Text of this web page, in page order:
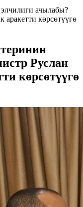
ачылабы?
аракетти көрсөтүүгө
Руслан
көрсөтүүгө